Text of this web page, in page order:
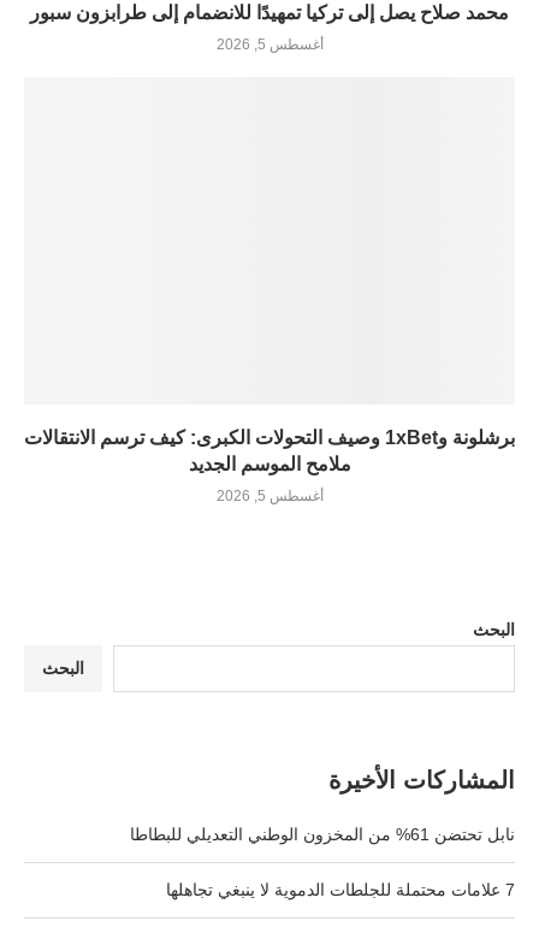
محمد صلاح يصل إلى تركيا تمهيدًا للانضمام إلى طرابزون سبور
أغسطس 5, 2026
برشلونة و1xBet وصيف التحولات الكبرى: كيف ترسم الانتقالات
ملامح الموسم الجديد
أغسطس 5, 2026
البحث
البحث
المشاركات الأخيرة
نابل تحتضن 61% من المخزون الوطني التعديلي للبطاطا
7 علامات محتملة للجلطات الدموية لا ينبغي تجاهلها